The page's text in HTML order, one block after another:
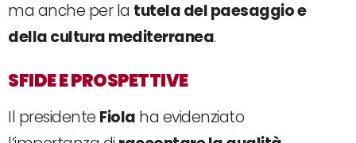
ma anche per la tutela del paesaggio e
della cultura mediterranea.
SFIDE E PROSPETTIVE
Il presidente Fiola ha evidenziato